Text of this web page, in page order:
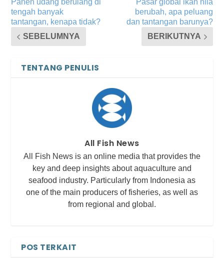
Panen udang berulang di
tengah banyak
tantangan, kenapa tidak?
SEBELUMNYA
Pasar global ikan nila
berubah, apa peluang
dan tantangan barunya?
BERIKUTNYA
TENTANG PENULIS
All Fish News
All Fish News is an online media that provides the
key and deep insights about aquaculture and
seafood industry. Particularly from Indonesia as
one of the main producers of fisheries, as well as
from regional and global.
POS TERKAIT